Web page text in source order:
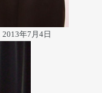
2013年7月4日